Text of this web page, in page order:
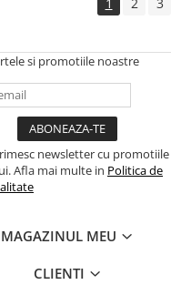
electrice
pe gaz
pe
combustibil
pardoseala
si promotiile noastre
newsletter cu promotiile
Afla mai multe in Politica de
MAGAZINUL MEU
CLIENTI